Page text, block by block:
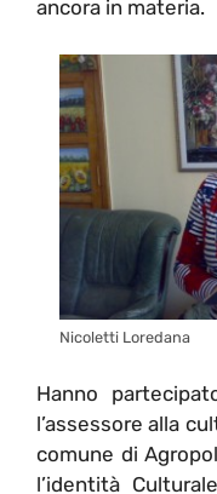
ancora in materia.
Nicoletti Loredana
Hanno
l’assessore alla
comune di
l’identità Culturale